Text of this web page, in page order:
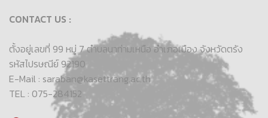
CONTACT US :
ตั้งอยู่เลขที่ 99 หมู่ 7 ตำบลนาท่ามเหนือ อำเภอเมือง จังหวัดตรัง
รหัสไปรษณีย์ 92190
E-Mail : saraban@kasettrang.ac.th
TEL : 075-284152